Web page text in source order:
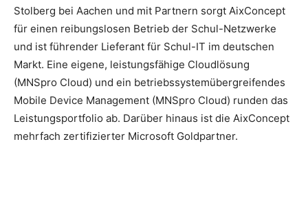
Stolberg bei Aachen und mit Partnern sorgt AixConcept
für einen reibungslosen Betrieb der Schul-Netzwerke
und ist führender Lieferant für Schul-IT im deutschen
Markt. Eine eigene, leistungsfähige Cloudlösung
(MNSpro Cloud) und ein betriebssystemübergreifendes
Mobile Device Management (MNSpro Cloud) runden das
Leistungsportfolio ab. Darüber hinaus ist die AixConcept
mehrfach zertifizierter Microsoft Goldpartner.